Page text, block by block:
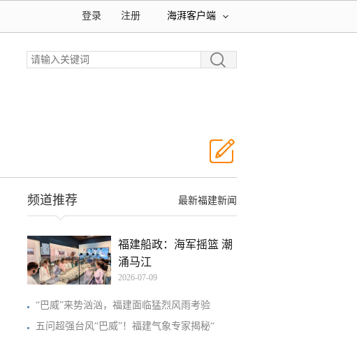
海湃客户端
注册
登录
最新福建新闻
频道推荐
福建船政：海军摇篮 潮
涌马江
2026-07-09
“巴威”来势汹汹，福建面临猛烈风雨考验
五问超强台风“巴威”！福建气象专家揭秘“